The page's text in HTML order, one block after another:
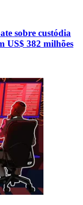
sobre custódia
US$ 382 milhões